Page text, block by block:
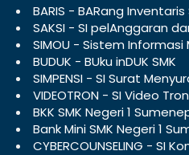
BARIS - BARang
SAKSI - SI pelAnggaran
SIMOU - Sistem Informasi
BUDUK - BUku inDUK SMK
SIMPENSI - SI Surat
VIDEOTRON - SI Video
BKK SMK Negeri 1
Bank Mini SMK Negeri 1
CYBERCOUNSELING - SI